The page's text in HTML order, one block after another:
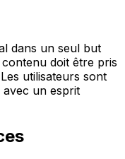
dans un seul but
doit être pris
utilisateurs sont
un esprit